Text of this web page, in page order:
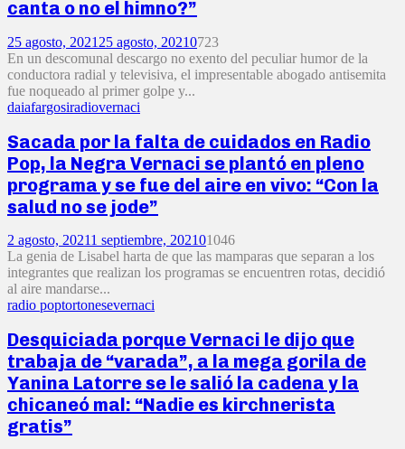
canta o no el himno?”
25 agosto, 2021 25 agosto, 20210723
En un descomunal descargo no exento del peculiar humor de la
conductora radial y televisiva, el impresentable abogado antisemita
fue noqueado al primer golpe y...
daiafargosiradiovernaci
Sacada por la falta de cuidados en Radio
Pop, la Negra Vernaci se plantó en pleno
programa y se fue del aire en vivo: “Con la
salud no se jode”
2 agosto, 20211 septiembre, 202101046
La genia de Lisabel harta de que las mamparas que separan a los
integrantes que realizan los programas se encuentren rotas, decidió
al aire mandarse...
radio poptortonesevernaci
Desquiciada porque Vernaci le dijo que
trabaja de “varada”, a la mega gorila de
Yanina Latorre se le salió la cadena y la
chicaneó mal: “Nadie es kirchnerista
gratis”